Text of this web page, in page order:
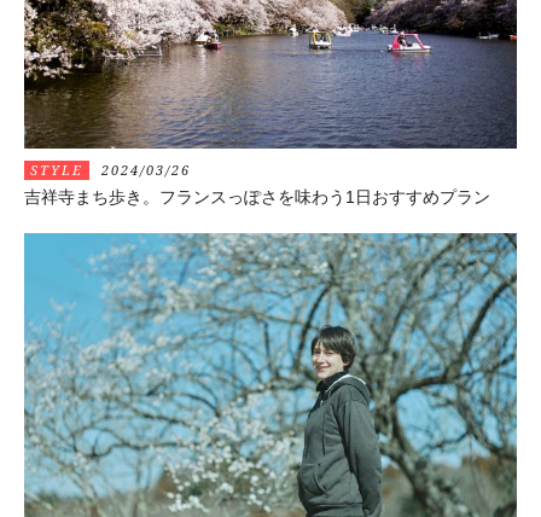
STYLE 2024/03/26
吉祥寺まち歩き。フランスっぽさを味わう1日おすすめプラン